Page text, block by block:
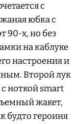
с
юбка с
90-х, но без
на каблуке
настроения и
Второй лук
ноткой smart
жакет,
будто героиня